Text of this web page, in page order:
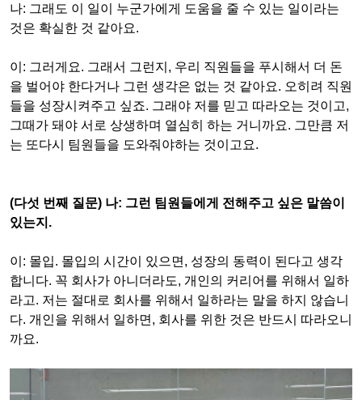
나: 그래도 이 일이 누군가에게 도움을 줄 수 있는 일이라는
것은 확실한 것 같아요.
이 : 그러게요. 그래서 그런지 , 우리 직원들을 푸시해서 더 돈
을 벌어야 한다거나 그런 생각은 없는 것 같아요. 오히려 직원
들을 성장시켜주고 싶죠. 그래야 저를 믿고 따라오는 것이고,
그때가 돼야 서로 상생하며 열심히 하는 거니까요. 그만큼 저
는 또다시 팀원들을 도와줘야하는 것이고요.
(다섯 번째 질문) 나: 그런 팀원들에게 전해주고 싶은 말씀이
있는지 .
이 : 몰입. 몰입의 시간이 있으면 , 성장의 동력이 된다고 생각
합니다. 꼭 회사가 아니더라도, 개인의 커리어를 위해서 일하
라고. 저는 절대로 회사를 위해서 일하라는 말을 하지 않습니
다. 개인을 위해서 일하면 , 회사를 위한 것은 반드시 따라오니
까요.